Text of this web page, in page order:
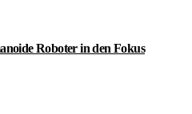
Roboter in den Fokus